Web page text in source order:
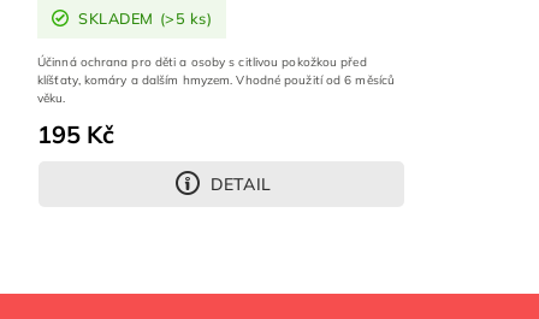
SKLADEM (>5 ks)
195 Kč
DETAIL
Účinná ochrana pro děti a osoby s citlivou pokožkou před
klíšťaty, komáry a dalším hmyzem. Vhodné použití od 6 měsíců
věku.